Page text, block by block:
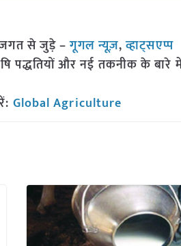
से जुड़े –गूगल न्यूज़,व्हाट्सएप्प
पद्धतियों और नई तकनीक के बारे
Global Agriculture